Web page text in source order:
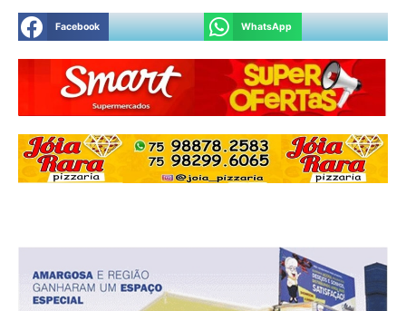
Facebook WhatsApp